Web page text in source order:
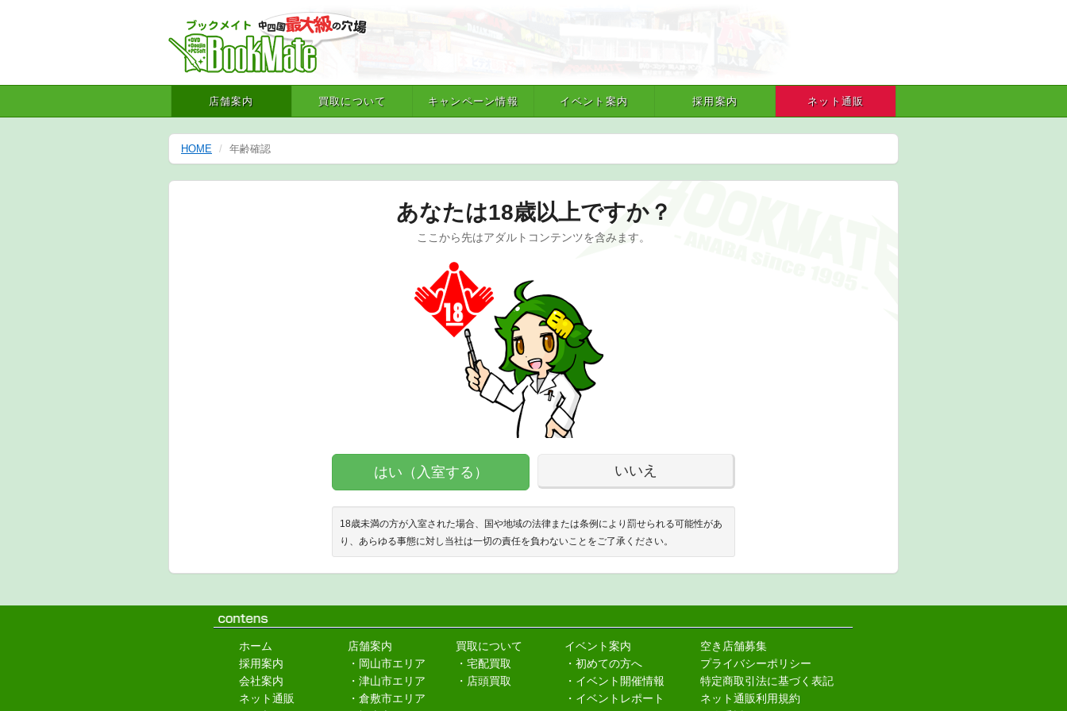
店舗案内 買取について キャンペーン情報 イベント案内 採用案内 ネット通販
HOME 年齢確認
あなたは18歳以上ですか？
ここから先はアダルトコンテンツを含みます。
はい（入室する） いいえ
18歳未満の方が入室された場合、国や地域の法律または条例により罰せられる可能性があ
り、あらゆる事態に対し当社は一切の責任を負わないことをご了承ください。
ホーム
採用案内
会社案内
ネット通販
店舗案内
・岡山市エリア
・津山市エリア
・倉敷市エリア
買取について
・宅配買取
・店頭買取
イベント案内
・初めての方へ
・イベント開催情報
・イベントレポート
空き店舗募集
プライバシーポリシー
特定商取引法に基づく表記
ネット通販利用規約